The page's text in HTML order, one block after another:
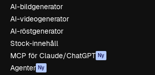
AI-bildgenerator
AI-videogenerator
AI-röstgenerator
Stock-innehåll
MCP för Claude/ChatGPT Ny
Agenter Ny